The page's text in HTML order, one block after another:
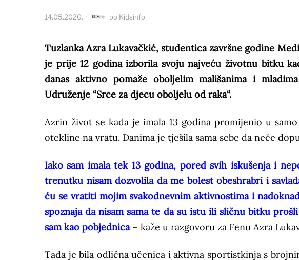
14.05.2020. po Kidsinfo
Tuzlanka Azra Lukavačkić, studentica završne godine
je prije 12 godina izborila svoju najveću životnu bitku
danas aktivno pomaže oboljelim mališanima i
Udruženje “Srce za djecu oboljelu od raka“.
Azrin život se kada je imala 13 godina promijenio u
otekline na vratu. Danima je tješila sama sebe da neće
Iako sam imala tek 13 godina, pored svih iskušenja i
trenutku nisam dozvolila da me bolest obeshrabri i
ću se vratiti mojim svakodnevnim aktivnostima i
spoznaja da nisam sama te da su istu ili sličnu bitku
sam kao pobjednica – kaže u razgovoru za Fenu Azra
Tada je bila odlična učenica i aktivna sportistkinja s